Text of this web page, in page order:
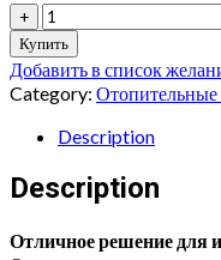
+
Отопительная
печь
Теплодар
"Камин
Танго"
quantity
Купить
Добавить в список
Category:
Description
Description
Отличное решение для